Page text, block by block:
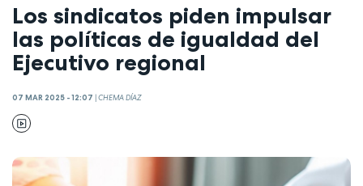
Los sindicatos piden impulsar
las políticas de igualdad del
Ejecutivo regional
07 MAR 2025 - 12:07 CHEMA DÍAZ